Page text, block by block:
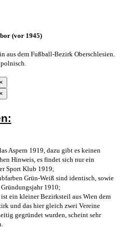
(vor 1945)
aus dem Fußball-Bezirk Oberschlesien.
×
×
Aspern 1919, dazu gibt es keinen
Hinweis, es findet sich nur ein
Sport Klub 1919;
Grün-Weiß sind identisch, sowie
Gründungsjahr 1910;
ist ein kleiner Bezirksteil aus Wien dem
und das hier gleich zwei Vereine
gegründet wurden, scheint sehr